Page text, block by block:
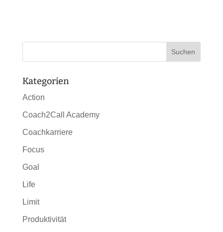
Kategorien
Action
Coach2Call Academy
Coachkarriere
Focus
Goal
Life
Limit
Produktivität